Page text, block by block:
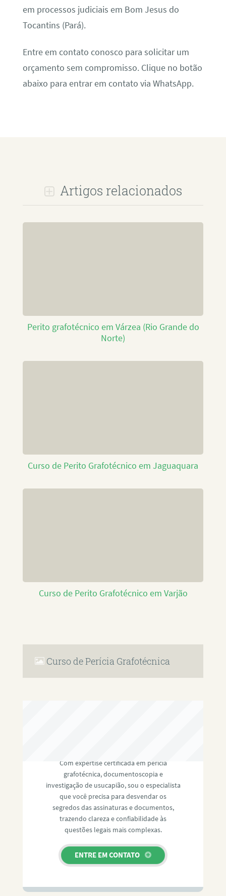
em processos judiciais em Bom Jesus do
Tocantins (Pará).
Entre em contato conosco para solicitar um
orçamento sem compromisso. Clique no botão
abaixo para entrar em contato via WhatsApp.
Artigos relacionados
Perito grafotécnico em Várzea (Rio Grande do
Norte)
Curso de Perito Grafotécnico em Jaguaquara
Curso de Perito Grafotécnico em Varjão
Curso de Perícia Grafotécnica
Com expertise certificada em perícia
grafotécnica, documentoscopia e
investigação de usucapião, sou o especialista
que você precisa para desvendar os
segredos das assinaturas e documentos,
trazendo clareza e confiabilidade às
questões legais mais complexas.
ENTRE EM CONTATO